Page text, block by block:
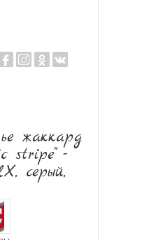
жаккард
stripe" -
серый,